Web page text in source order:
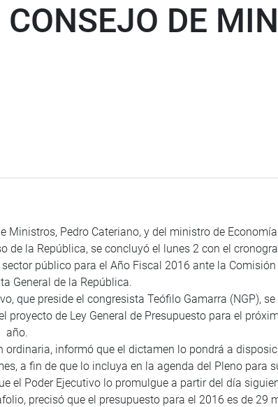
DE
Ministros, Pedro Cateriano, y del ministro de
de la República, se concluyó el lunes 2 con el
público para el Año Fiscal 2016 ante la Comisión
General de la República.
que preside el congresista Teófilo Gamarra (NGP), se
de Ley General de Presupuesto para el
año.
informó que el dictamen lo pondrá a
a fin de que lo incluya en la agenda del Pleno para
el Poder Ejecutivo lo promulgue a partir del día
precisó que el presupuesto para el 2016 es de 29